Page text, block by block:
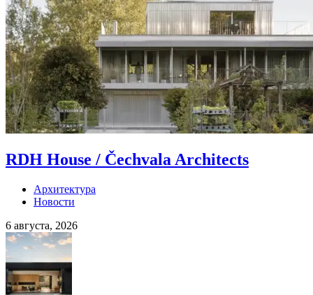
RDH House / Čechvala Architects
Архитектура
Новости
6 августа, 2026